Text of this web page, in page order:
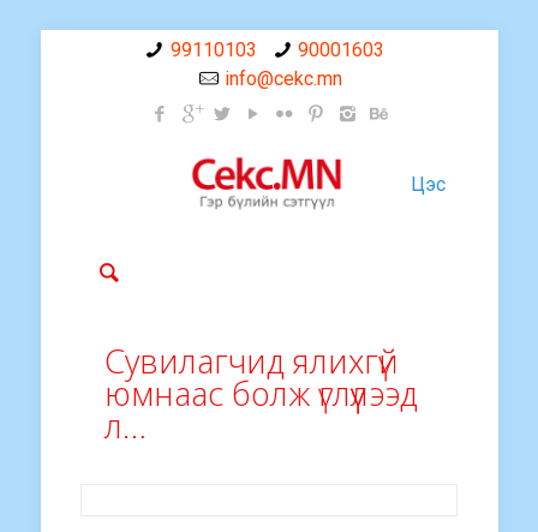
99110103
90001603
info@cekc.mn
Цэс
Сувилагчид ялихгүй
юмнаас болж үглүүлээд
л…